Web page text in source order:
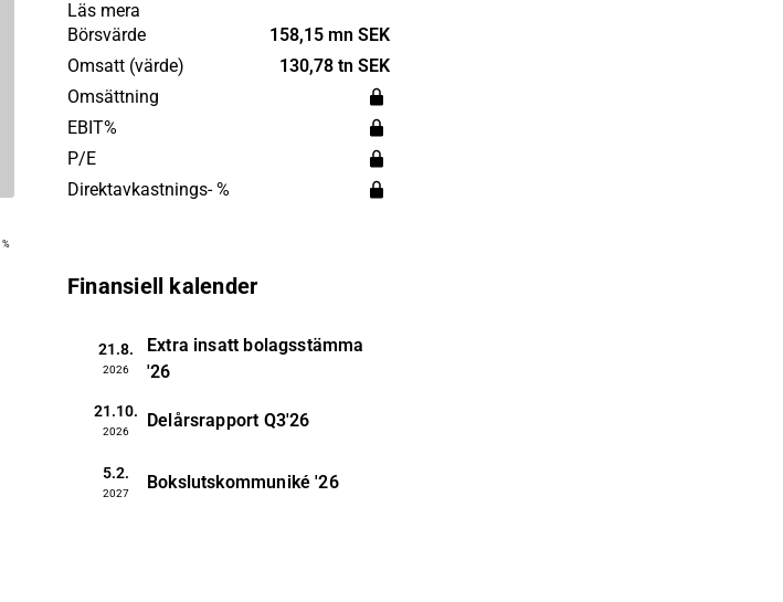
%
nätägare, teleoperatörer och ägare av
värme-, vatten- och avloppsinfrastruktur.
Bolaget bedriver sin verksamhet i norra
Europa. Netel Holding grundades 2000
och har sitt huvudkontor i Stockholm.
Läs mera
Börsvärde
158,15 mn SEK
Omsatt (värde)
130,78 tn SEK
Omsättning
EBIT%
P/E
Direktavkastnings- %
Finansiell kalender
21.8.
2026
Extra insatt bolagsstämma
'26
21.10.
2026
Delårsrapport Q3'26
5.2.
2027
Bokslutskommuniké '26